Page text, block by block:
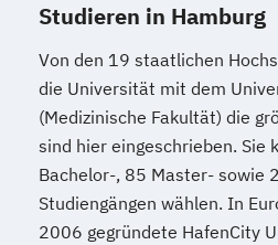
Studieren in Hamburg
Von den 19 staatlichen
die Universität mit dem
(Medizinische Fakultät) die
sind hier eingeschrieben. Sie
Bachelor-, 85 Master- sowie
Studiengängen wählen. In
2006 gegründete HafenCity